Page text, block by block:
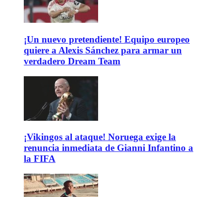
¡Un nuevo pretendiente! Equipo europeo
quiere a Alexis Sánchez para armar un
verdadero Dream Team
¡Vikingos al ataque! Noruega exige la
renuncia inmediata de Gianni Infantino a
la FIFA